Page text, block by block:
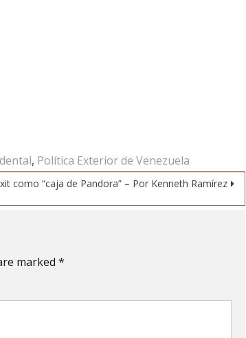
, Política Exterior de Venezuela
como “caja de Pandora” – Por Kenneth Ramírez
marked*